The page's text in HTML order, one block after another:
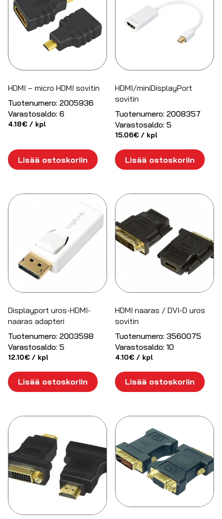
HDMI – micro HDMI sovitin
Tuotenumero: 2005936
Varastosaldo: 6
4.18€ / kpl
Lisää ostoskoriin
HDMI/miniDisplayPort
sovitin
Tuotenumero: 2008357
Varastosaldo: 5
15.06€ / kpl
Lisää ostoskoriin
Displayport uros-HDMI-
naaras adapteri
Tuotenumero: 2003598
Varastosaldo: 5
12.10€ / kpl
Lisää ostoskoriin
HDMI naaras / DVI-D uros
sovitin
Tuotenumero: 3560075
Varastosaldo: 10
4.10€ / kpl
Lisää ostoskoriin